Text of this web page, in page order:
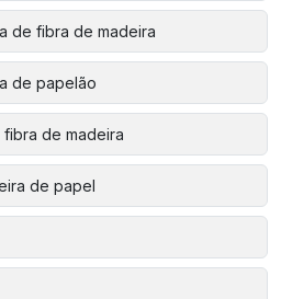
de fibra de madeira
de papelão
de madeira
de papel